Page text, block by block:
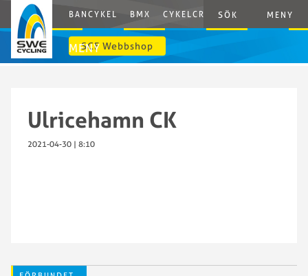
BANCYKEL BMX CYKELCROSS E-CYCLING
SÖK MENY
MENY
SCF Webbshop
Ulricehamn CK
2021-04-30 | 8:10